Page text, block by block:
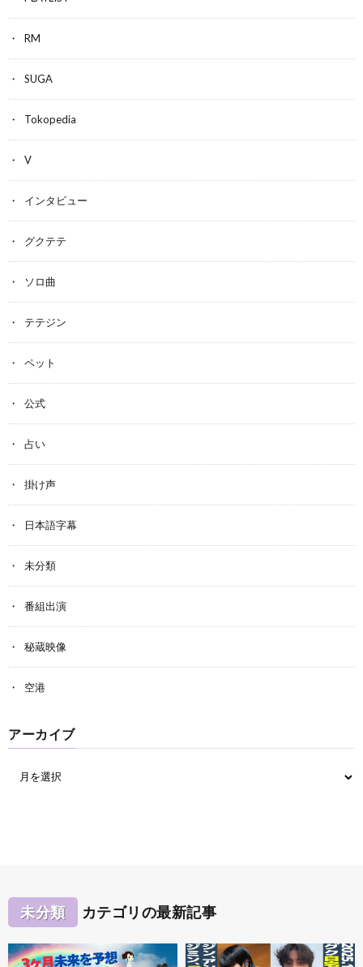
RM
SUGA
Tokopedia
V
インタビュー
グクテテ
ソロ曲
テテジン
ペット
公式
占い
掛け声
日本語字幕
未分類
番組出演
秘蔵映像
空港
アーカイブ
未分類 カテゴリの最新記事